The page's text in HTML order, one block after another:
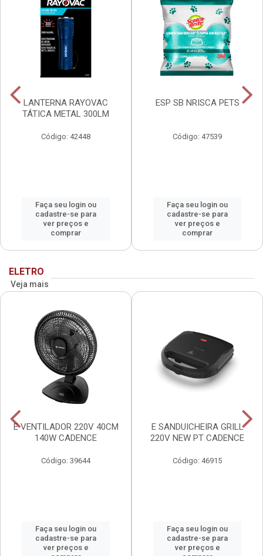
LANTERNA RAYOVAC
TÁTICA METAL 300LM
Código: 42448
Faça seu login ou
cadastre-se para
ver preços e
comprar
ESP SB NRISCA PETS
Código: 47539
Faça seu login ou
cadastre-se para
ver preços e
comprar
ELETRO
Veja mais
E VENTILADOR 220V 40CM
140W CADENCE
Código: 39644
Faça seu login ou
cadastre-se para
ver preços e
E SANDUICHEIRA GRILL
220V NEW PT CADENCE
Código: 46915
Faça seu login ou
cadastre-se para
ver preços e